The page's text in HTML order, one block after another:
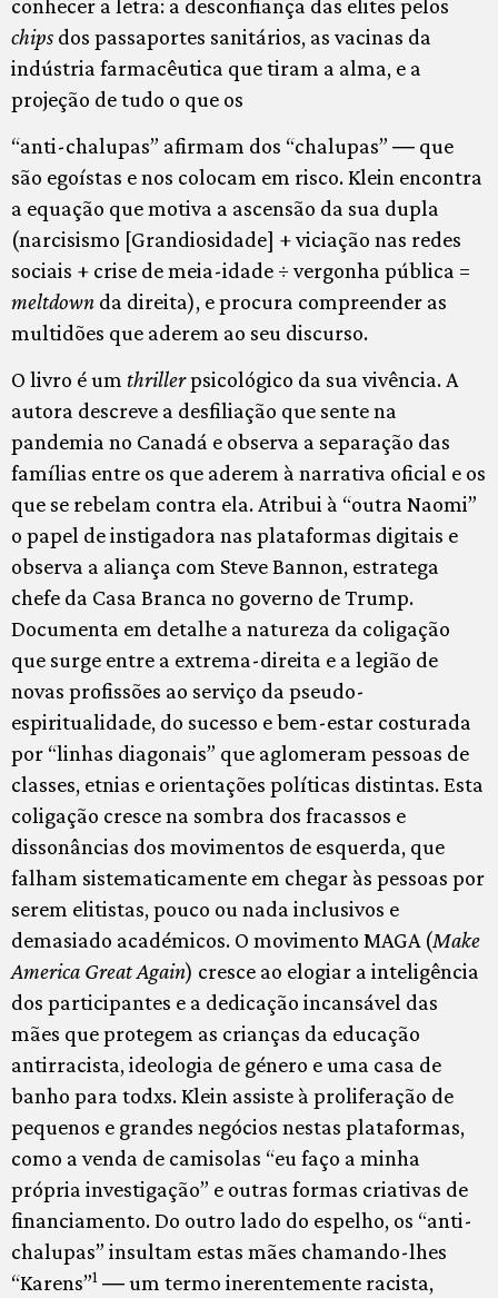
conhecer a letra: a desconfiança das elites pelos
chips dos passaportes sanitários, as vacinas da
indústria farmacêutica que tiram a alma, e a
projeção de tudo o que os
“anti-chalupas” afirmam dos “chalupas” ― que
são egoístas e nos colocam em risco. Klein encontra
a equação que motiva a ascensão da sua dupla
(narcisismo [Grandiosidade] + viciação nas redes
sociais + crise de meia-idade ÷ vergonha pública =
meltdown da direita), e procura compreender as
multidões que aderem ao seu discurso.
O livro é um thrillerpsicológico da sua vivência. A
autora descreve a desfiliação que sente na
pandemia no Canadá e observa a separação das
famílias entre os que aderem à narrativa oficial e os
que se rebelam contra ela. Atribui à “outra Naomi”
o papel de instigadora nas plataformas digitais e
observa a aliança com Steve Bannon, estratega
chefe da Casa Branca no governo de Trump.
Documenta em detalhe a natureza da coligação
que surge entre a extrema-direita e a legião de
novas profissões ao serviço da pseudo-
espiritualidade, do sucesso e bem-estar costurada
por “linhas diagonais” que aglomeram pessoas de
classes, etnias e orientações políticas distintas. Esta
coligação cresce na sombra dos fracassos e
dissonâncias dos movimentos de esquerda, que
falham sistematicamente em chegar às pessoas por
serem elitistas, pouco ou nada inclusivos e
demasiado académicos. O movimento MAGA (Make
America Great Again) cresce ao elogiar a inteligência
dos participantes e a dedicação incansável das
mães que protegem as crianças da educação
antirracista, ideologia de género e uma casa de
banho para todxs. Klein assiste à proliferação de
pequenos e grandes negócios nestas plataformas,
como a venda de camisolas “eu faço a minha
própria investigação” e outras formas criativas de
financiamento. Do outro lado do espelho, os “anti-
chalupas” insultam estas mães chamando-lhes
“Karens”1 ― um termo inerentemente racista,